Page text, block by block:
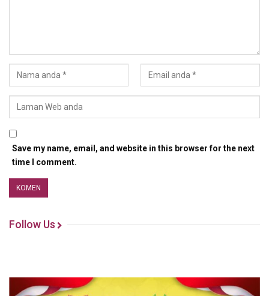
Save my name, email, and website in this browser for the next
time I comment.
Follow Us